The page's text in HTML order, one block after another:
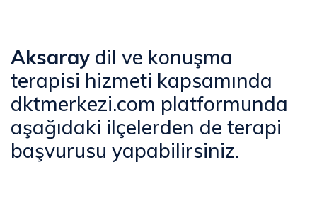
Aksaray dil ve konuşma
terapisi hizmeti kapsamında
dktmerkezi.com platformunda
aşağıdaki ilçelerden de terapi
başvurusu yapabilirsiniz.